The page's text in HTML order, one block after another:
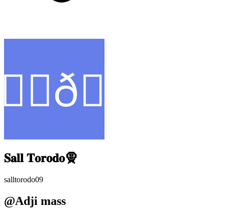
𝐒𝐚𝐥𝐥 𝐓𝐨𝐫𝐨𝐝𝐨🧕
salltorodo09
@Adji mass